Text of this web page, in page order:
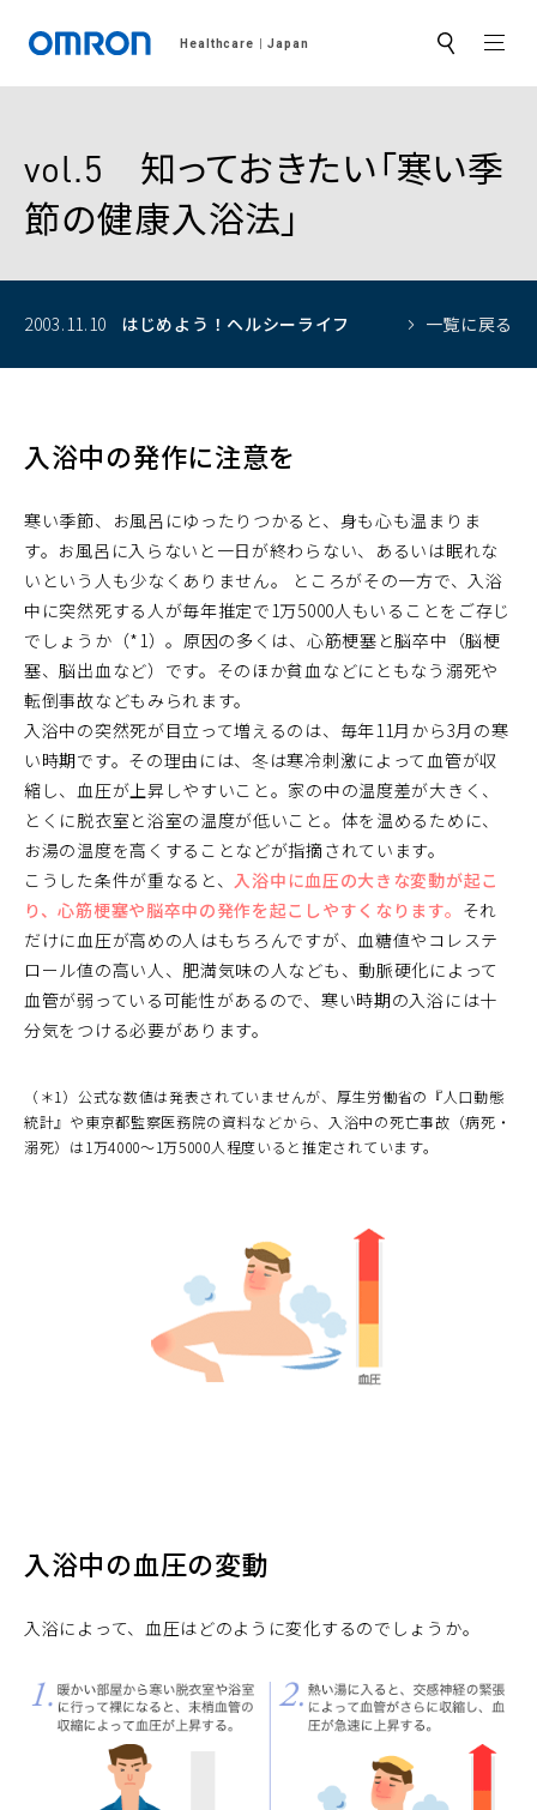
Healthcare Japan サ
ト
vol.5 知っておきたい「寒い季
節の健康入浴法」
2003.11.10 はじめよう！ ヘルシーライフ 一覧に戻る
入浴中の発作に注意を
寒い季節、お風呂にゆったりつかると、身も心も温まりま
す。お風呂に入らないと一日が終わらない、あるいは眠れな
いという人も少なくありません。 ところがその一方で、入浴
中に突然死する人が毎年推定で1万5000人もいることをご存じ
でしょうか（*1）。原因の多くは、心筋梗塞と脳卒中（脳梗
塞、脳出血など）です。そのほか貧血などにともなう溺死や
転倒事故などもみられます。
入浴中の突然死が目立って増えるのは、毎年11月から3月の寒
い時期です。その理由には、冬は寒冷刺激によって血管が収
縮し、血圧が上昇しやすいこと。家の中の温度差が大きく、
とくに脱衣室と浴室の温度が低いこと。体を温めるために、
お湯の温度を高くすることなどが指摘されています。
こうした条件が重なると、入浴中に血圧の大きな変動が起こ
り、心筋梗塞や脳卒中の発作を起こしやすくなります。 それ
だけに血圧が高めの人はもちろんですが、血糖値やコレステ
ロール値の高い人、肥満気味の人なども、動脈硬化によって
血管が弱っている可能性があるので、寒い時期の入浴には十
分気をつける必要があります。
（＊1）公式な数値は発表されていませんが、厚生労働省の『人口動態
統計』や東京都監察医務院の資料などから、入浴中の死亡事故（病死・
溺死）は1万4000～1万5000人程度いると推定されています。
入浴中の血圧の変動
入浴によって、血圧はどのように変化するのでしょうか。